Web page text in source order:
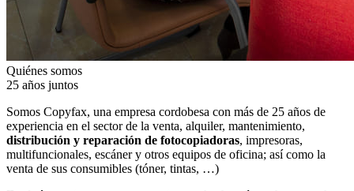
Quiénes somos
25 años juntos
Somos Copyfax, una empresa cordobesa con más de 25 años de
experiencia en el sector de la venta, alquiler, mantenimiento,
distribución y reparación de fotocopiadoras, impresoras,
multifuncionales, escáner y otros equipos de oficina; así como la
venta de sus consumibles (tóner, tintas, …)